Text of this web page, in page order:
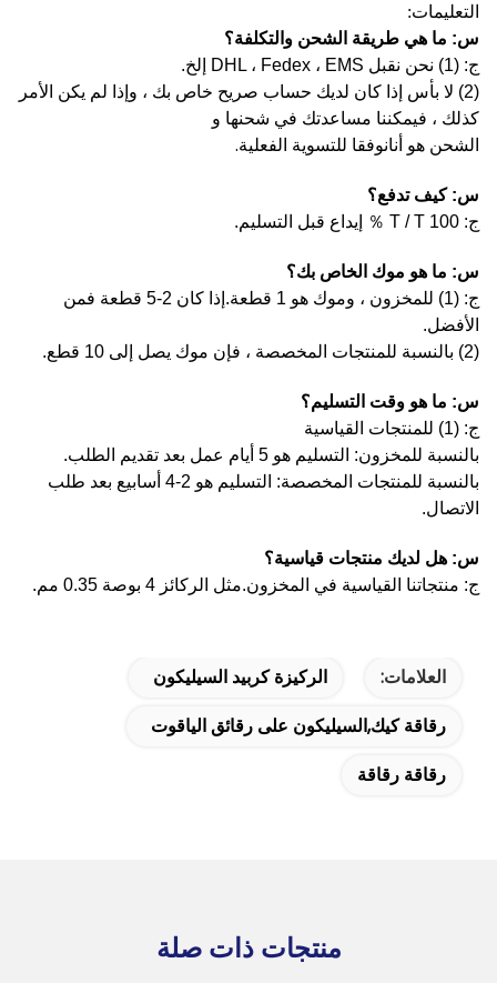
التعليمات:
س: ما هي طريقة الشحن والتكلفة؟
ج: (1) نحن نقبل DHL ، Fedex ، EMS إلخ.
(2) لا بأس إذا كان لديك حساب صريح خاص بك ، وإذا لم يكن الأمر
كذلك ، فيمكننا مساعدتك في شحنها و
الشحن هو أنانوفقا للتسوية الفعلية.
س: كيف تدفع؟
ج: T / T 100 ％ إيداع قبل التسليم.
س: ما هو موك الخاص بك؟
ج: (1) للمخزون ، وموك هو 1 قطعة.إذا كان 2-5 قطعة فمن
الأفضل.
(2) بالنسبة للمنتجات المخصصة ، فإن موك يصل إلى 10 قطع.
س: ما هو وقت التسليم؟
ج: (1) للمنتجات القياسية
بالنسبة للمخزون: التسليم هو 5 أيام عمل بعد تقديم الطلب.
بالنسبة للمنتجات المخصصة: التسليم هو 2-4 أسابيع بعد طلب
الاتصال.
س: هل لديك منتجات قياسية؟
ج: منتجاتنا القياسية في المخزون.مثل الركائز 4 بوصة 0.35 مم.
العلامات:
الركيزة كربيد السيليكون
رقاقة كيك,السيليكون على رقائق الياقوت
رقاقة رقاقة
منتجات ذات صلة